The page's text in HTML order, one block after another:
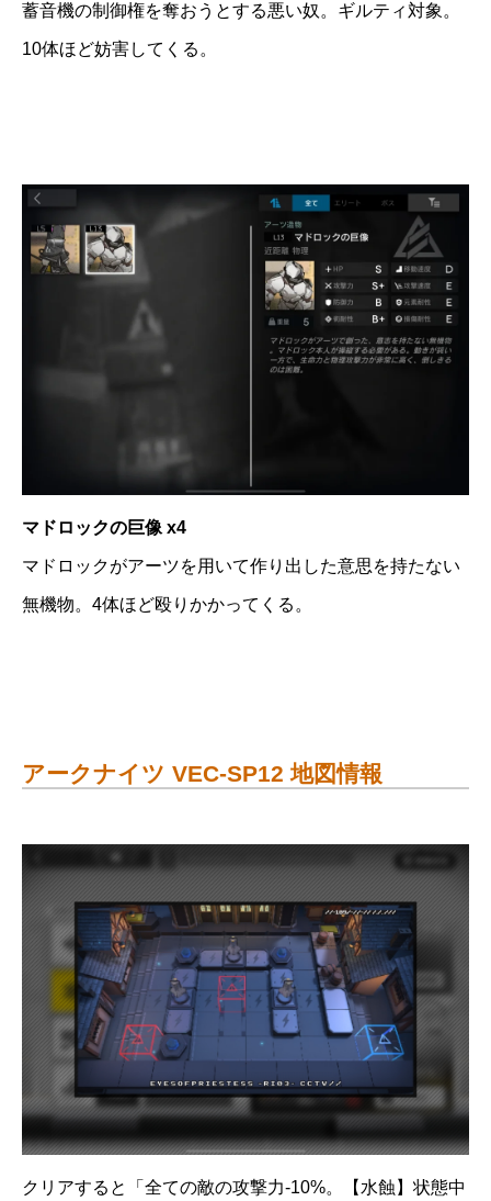
蓄音機の制御権を奪おうとする悪い奴。ギルティ対象。
10体ほど妨害してくる。
マドロックの巨像 x4
マドロックがアーツを用いて作り出した意思を持たない
無機物。4体ほど殴りかかってくる。
アークナイツ VEC-SP12 地図情報
クリアすると「全ての敵の攻撃力-10%。【水蝕】状態中